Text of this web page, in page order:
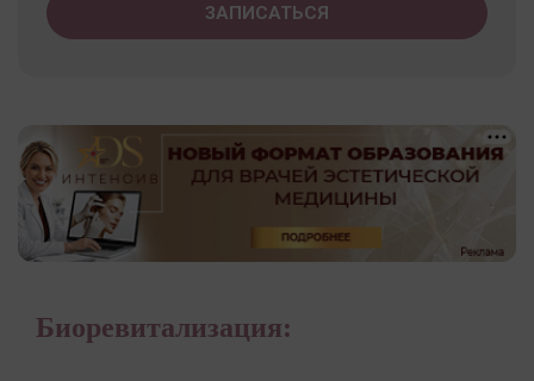
ЗАПИСАТЬСЯ
Биоревитализация: